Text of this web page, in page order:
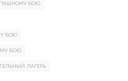
БОЮ
БОЮ
БОЮ
ЛАГЕРЬ